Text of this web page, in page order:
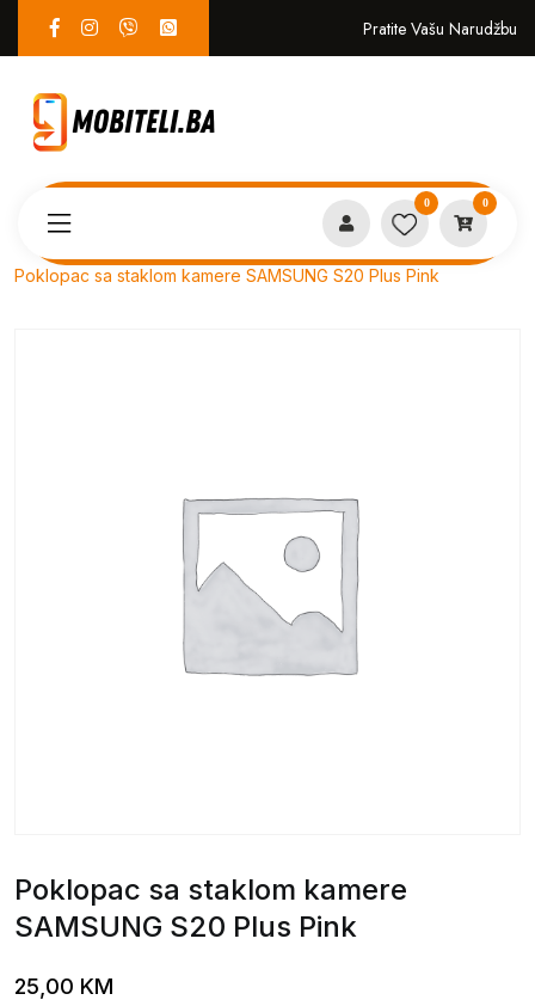
Pratite Vašu Narudžbu
0 0
Poklopac sa staklom kamere SAMSUNG S20 Plus Pink
Poklopac sa staklom kamere
SAMSUNG S20 Plus Pink
25,00 KM